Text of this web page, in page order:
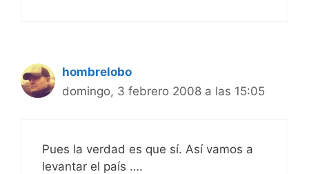
hombrelobo
domingo, 3 febrero 2008 a las 15:05
Pues la verdad es que sí. Así vamos a
levantar el país ….